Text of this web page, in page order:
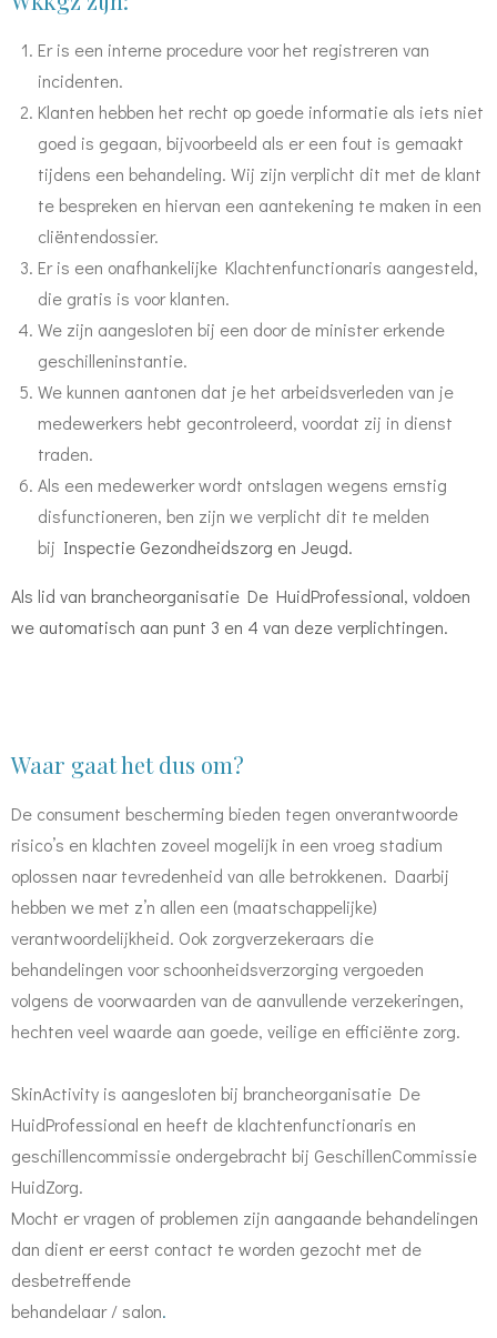
Er is een interne procedure voor het registreren van
incidenten.
Klanten hebben het recht op goede informatie als iets niet
goed is gegaan, bijvoorbeeld als er een fout is gemaakt
tijdens een behandeling. Wij zijn verplicht dit met de klant
te bespreken en hiervan een aantekening te maken in een
cliëntendossier.
Er is een onafhankelijke Klachtenfunctionaris aangesteld,
die gratis is voor klanten.
We zijn aangesloten bij een door de minister erkende
geschilleninstantie.
We kunnen aantonen dat je het arbeidsverleden van je
medewerkers hebt gecontroleerd, voordat zij in dienst
traden.
Als een medewerker wordt ontslagen wegens ernstig
disfunctioneren, ben zijn we verplicht dit te melden
bij Inspectie Gezondheidszorg en Jeugd.
Als lid van brancheorganisatie De HuidProfessional, voldoen
we automatisch aan punt 3 en 4 van deze verplichtingen.
Waar gaat het dus om?
De consument bescherming bieden tegen onverantwoorde
risico’s en klachten zoveel mogelijk in een vroeg stadium
oplossen naar tevredenheid van alle betrokkenen. Daarbij
hebben we met z’n allen een (maatschappelijke)
verantwoordelijkheid. Ook zorgverzekeraars die
behandelingen voor schoonheidsverzorging vergoeden
volgens de voorwaarden van de aanvullende verzekeringen,
hechten veel waarde aan goede, veilige en efficiënte zorg.
SkinActivity is aangesloten bij brancheorganisatie De
HuidProfessional en heeft de klachtenfunctionaris en
geschillencommissie ondergebracht bij GeschillenCommissie
HuidZorg.
Mocht er vragen of problemen zijn aangaande behandelingen
dan dient er eerst contact te worden gezocht met de
desbetreffende
behandelaar / salon.